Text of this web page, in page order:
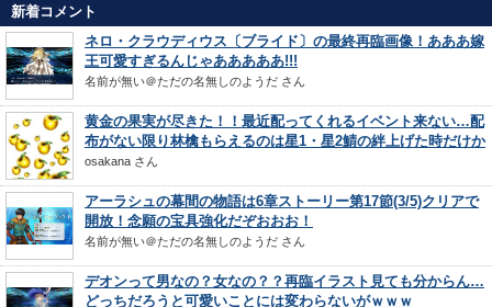
新着コメント
ネロ・クラウディウス〔ブライド〕の最終再臨画像！あああ嫁
王可愛すぎるんじゃあああああ!!!
名前が無い＠ただの名無しのようだ さん
黄金の果実が尽きた！！最近配ってくれるイベント来ない…配
布がない限り林檎もらえるのは星1・星2鯖の絆上げた時だけか
osakana さん
アーラシュの幕間の物語は6章ストーリー第17節(3/5)クリアで
開放！念願の宝具強化だぞおおお！
名前が無い＠ただの名無しのようだ さん
デオンって男なの？女なの？？再臨イラスト見ても分からん…
どっちだろうと可愛いことには変わらないがｗｗｗ